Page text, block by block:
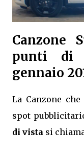
Canzone
punti di
gennaio
La Canzone
spot
di vista si